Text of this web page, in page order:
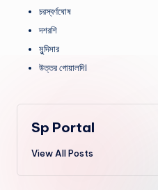
চরস্বর্ণঘোষ
দশরশি
সুন্দিসার
উত্তর গোয়ালদি।
Sp Portal
View All Posts